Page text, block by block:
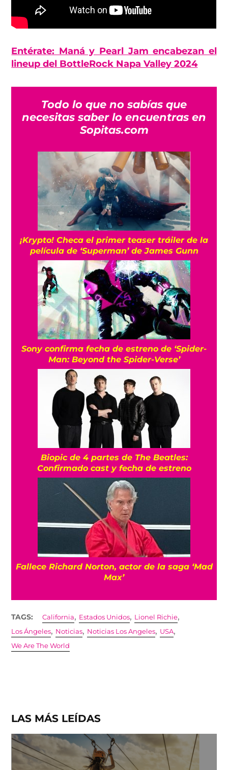
Entérate: Maná y Pearl Jam encabezan el
lineup del BottleRock Napa Valley 2024
Todo lo que no sabías que
necesitas saber lo encuentras en
Sopitas.com
¡Krypto! Checa el primer teaser tráiler de la
película de ‘Superman’ de James Gunn
Sony confirma fecha de estreno de ‘Spider-
Man: Beyond the Spider-Verse’
Biopic de 4 partes de The Beatles:
Confirmado cast y fecha de estreno
Fallece Richard Norton, actor de la saga ‘Mad
Max’
TAGS: California, Estados Unidos, Lionel Richie,
Los Ángeles, Noticias, Noticias Los Angeles, USA,
We Are The World
LAS MÁS LEÍDAS